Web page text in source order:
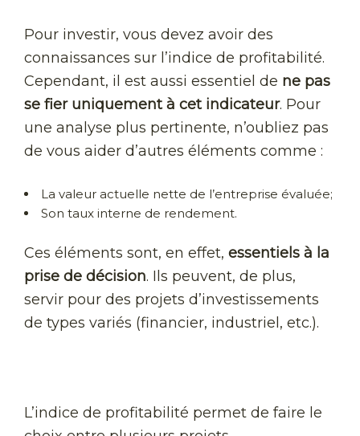
Pour investir, vous devez avoir des
connaissances sur l’indice de profitabilité.
Cependant, il est aussi essentiel de ne pas
se fier uniquement à cet indicateur. Pour
une analyse plus pertinente, n’oubliez pas
de vous aider d’autres éléments comme :
La valeur actuelle nette de l’entreprise évaluée;
Son taux interne de rendement.
Ces éléments sont, en effet, essentiels à la
prise de décision. Ils peuvent, de plus,
servir pour des projets d’investissements
de types variés (financier, industriel, etc.).
L’indice de profitabilité permet de faire le